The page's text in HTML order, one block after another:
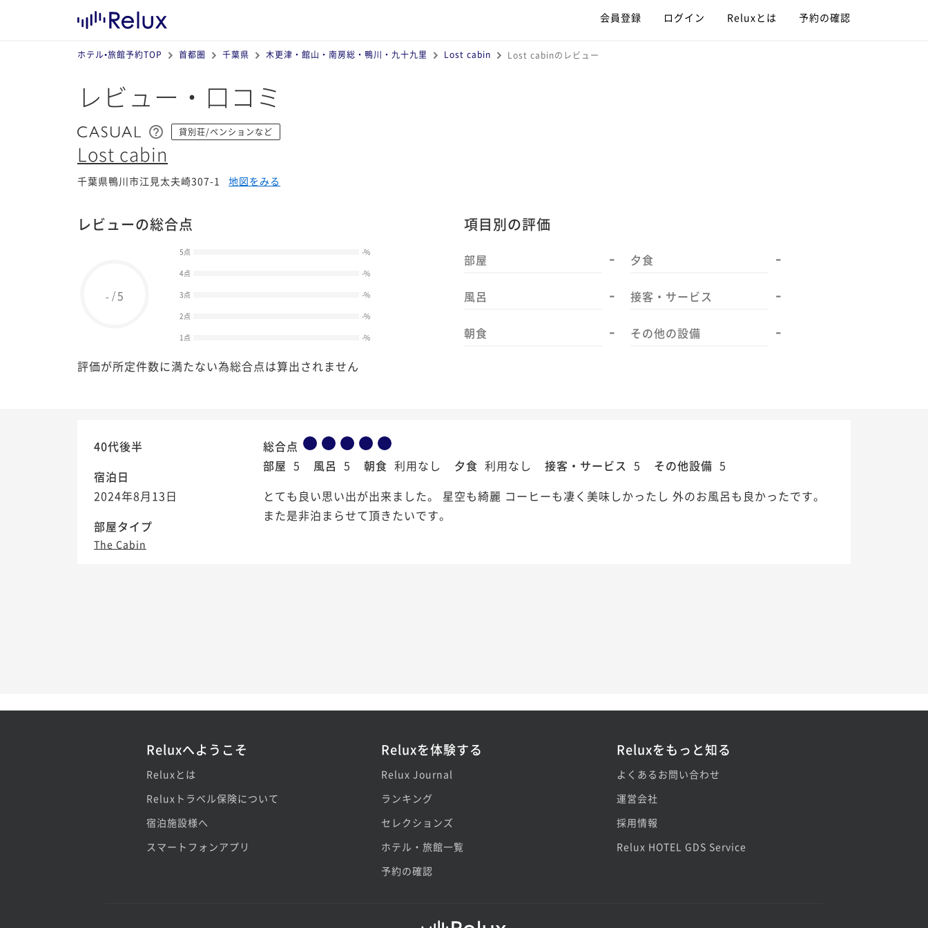
会員登録 ログイン Reluxとは 予約の確認
ホテル•旅館予約TOP 首都圏 千葉県 木更津・館山・南房総・鴨川・九十九里 Lost cabin Lost cabinのレビュー
レビュー・口コミ
貸別荘/ペンションなど
Lost cabin
千葉県鴨川市江見太夫崎307-1 地図をみる
レビューの総合点
- /5
5点 -%
4点 -%
3点 -%
2点 -%
1点 -%
評価が所定件数に満たない為総合点は算出されません
項目別の評価
部屋 -
風呂 -
朝食 -
夕食 -
接客・サービス -
その他の設備 -
40代後半
宿泊日
2024年8月13日
部屋タイプ
The Cabin
総合点
部屋 5 風呂 5 朝食 利用なし 夕食 利用なし 接客・サービス 5 その他設備 5
とても良い思い出が出来ました。 星空も綺麗 コーヒーも凄く美味しかったし 外のお風呂も良かったです。
また是非泊まらせて頂きたいです。
Reluxへようこそ
Reluxとは
Reluxトラベル保険について
宿泊施設様へ
スマートフォンアプリ
Reluxを体験する
Relux Journal
ランキング
セレクションズ
ホテル・旅館一覧
予約の確認
Reluxをもっと知る
よくあるお問い合わせ
運営会社
採用情報
Relux HOTEL GDS Service